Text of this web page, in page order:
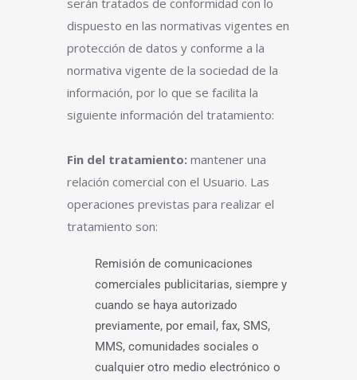
serán tratados de conformidad con lo
dispuesto en las normativas vigentes en
protección de datos y conforme a la
normativa vigente de la sociedad de la
información, por lo que se facilita la
siguiente información del tratamiento:
Fin del tratamiento: mantener una
relación comercial con el Usuario. Las
operaciones previstas para realizar el
tratamiento son:
Remisión de comunicaciones
comerciales publicitarias, siempre y
cuando se haya autorizado
previamente, por email, fax, SMS,
MMS, comunidades sociales o
cualquier otro medio electrónico o